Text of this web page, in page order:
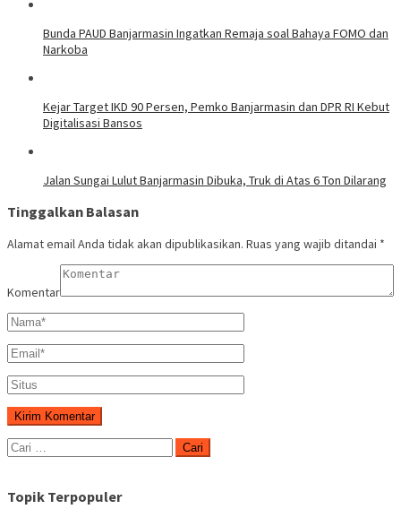
Bunda PAUD Banjarmasin Ingatkan Remaja soal Bahaya FOMO dan
Narkoba
Kejar Target IKD 90 Persen, Pemko Banjarmasin dan DPR RI Kebut
Digitalisasi Bansos
Jalan Sungai Lulut Banjarmasin Dibuka, Truk di Atas 6 Ton Dilarang
Tinggalkan Balasan
Alamat email Anda tidak akan dipublikasikan. Ruas yang wajib ditandai *
Komentar
Cari
untuk:
Topik Terpopuler